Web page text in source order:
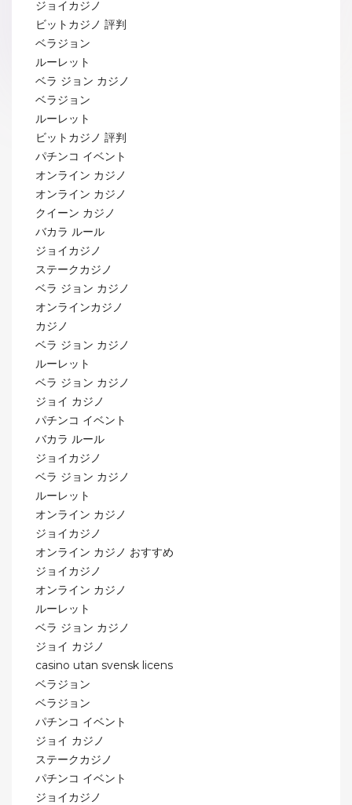
ジョイカジノ
ビットカジノ 評判
ベラジョン
ルーレット
ベラ ジョン カジノ
ベラジョン
ルーレット
ビットカジノ 評判
パチンコ イベント
オンライン カジノ
オンライン カジノ
クイーン カジノ
バカラ ルール
ジョイカジノ
ステークカジノ
ベラ ジョン カジノ
オンラインカジノ
カジノ
ベラ ジョン カジノ
ルーレット
ベラ ジョン カジノ
ジョイ カジノ
パチンコ イベント
バカラ ルール
ジョイカジノ
ベラ ジョン カジノ
ルーレット
オンライン カジノ
ジョイカジノ
オンライン カジノ おすすめ
ジョイカジノ
オンライン カジノ
ルーレット
ベラ ジョン カジノ
ジョイ カジノ
casino utan svensk licens
ベラジョン
ベラジョン
パチンコ イベント
ジョイ カジノ
ステークカジノ
パチンコ イベント
ジョイカジノ